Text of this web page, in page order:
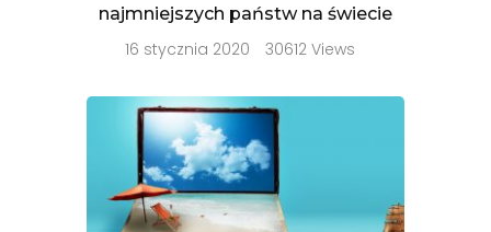
najmniejszych państw na świecie
16 stycznia 2020 30612 Views